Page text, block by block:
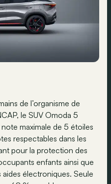
de l’organisme de
le SUV Omoda 5
maximale de 5 étoiles
respectables dans les
pour la protection des
enfants ainsi que
électroniques. Seule